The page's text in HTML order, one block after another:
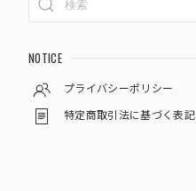
NOTICE
プライバシーポリシー
特定商取引法に基づく表記